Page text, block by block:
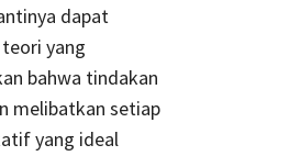
dapat
yang
bahwa tindakan
melibatkan setiap
yang ideal